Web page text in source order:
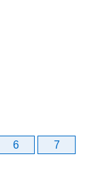
6
7